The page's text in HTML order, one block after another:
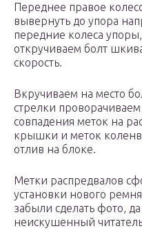
Переднее правое
вывернуть до упора
передние колеса
откручиваем болт
скорость.
Вкручиваем на место
стрелки
совпадения меток на
крышки и меток
отлив на блоке.
Метки распредвалов
установки нового
забыли сделать фото, да
неискушенный